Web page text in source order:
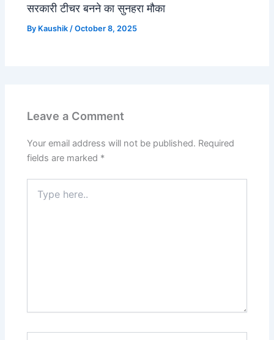
सरकारी टीचर बनने का सुनहरा मौका
By Kaushik/October 8, 2025
Leave a Comment
Your email address will not be published. Required
fields are marked *
here..